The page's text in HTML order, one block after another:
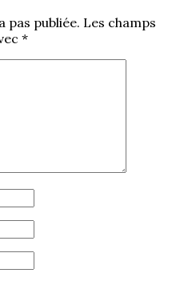
pas publiée. Les champs
*